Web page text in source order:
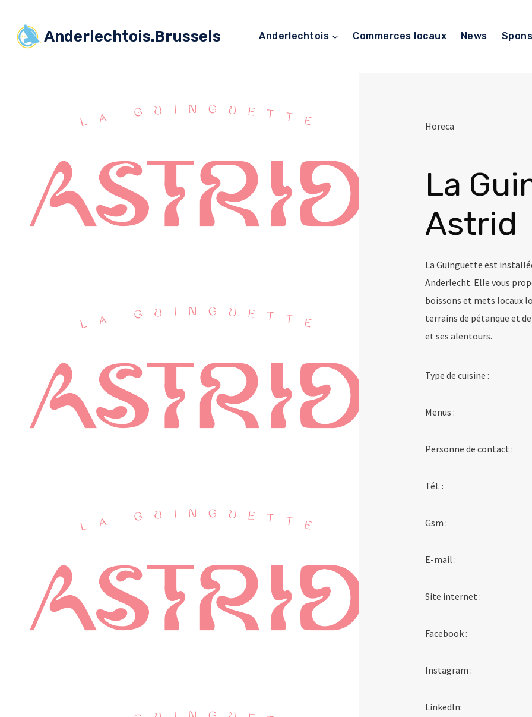
Anderlechtois.Brussels Anderlechtois Commerces locaux News
Horeca
La
Astrid
La Guinguette est
Anderlecht. Elle vous
boissons et mets locaux
terrains de pétanque et
et ses alentours.
Type de cuisine :
Menus :
Personne de contact :
Tél. :
Gsm :
E-mail :
Site internet :
Facebook :
Instagram :
LinkedIn: